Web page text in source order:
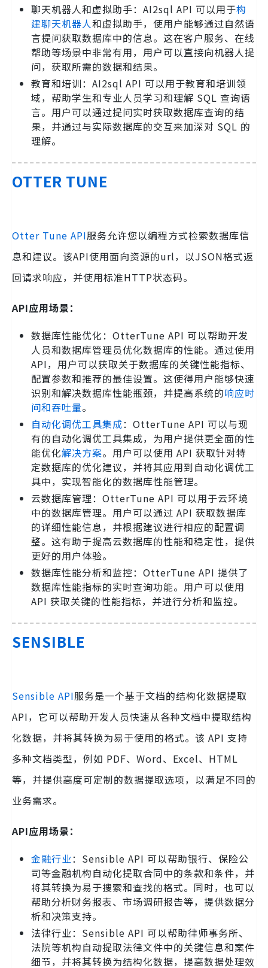
聊天机器人和虚拟助手：AI2sql API 可以用于构
建聊天机器人和虚拟助手，使用户能够通过自然语
言提问获取数据库中的信息。这在客户服务、在线
帮助等场景中非常有用，用户可以直接向机器人提
问，获取所需的数据和结果。
教育和培训：AI2sql API 可以用于教育和培训领
域，帮助学生和专业人员学习和理解 SQL 查询语
言。用户可以通过提问实时获取数据库查询的结
果，并通过与实际数据库的交互来加深对 SQL 的
理解。
OTTER TUNE
Otter Tune API服务允许您以编程方式检索数据库信
息和建议。该API使用面向资源的url，以JSON格式返
回请求响应，并使用标准HTTP状态码。
API应用场景：
数据库性能优化：OtterTune API 可以帮助开发
人员和数据库管理员优化数据库的性能。通过使用
API，用户可以获取关于数据库的关键性能指标、
配置参数和推荐的最佳设置。这使得用户能够快速
识别和解决数据库性能瓶颈，并提高系统的响应时
间和吞吐量。
自动化调优工具集成：OtterTune API 可以与现
有的自动化调优工具集成，为用户提供更全面的性
能优化解决方案。用户可以使用 API 获取针对特
定数据库的优化建议，并将其应用到自动化调优工
具中，实现智能化的数据库性能管理。
云数据库管理：OtterTune API 可以用于云环境
中的数据库管理。用户可以通过 API 获取数据库
的详细性能信息，并根据建议进行相应的配置调
整。这有助于提高云数据库的性能和稳定性，提供
更好的用户体验。
数据库性能分析和监控：OtterTune API 提供了
数据库性能指标的实时查询功能。用户可以使用
API 获取关键的性能指标，并进行分析和监控。
SENSIBLE
Sensible API服务是一个基于文档的结构化数据提取
API，它可以帮助开发人员快速从各种文档中提取结构
化数据，并将其转换为易于使用的格式。该 API 支持
多种文档类型，例如 PDF、Word、Excel、HTML
等，并提供高度可定制的数据提取选项，以满足不同的
业务需求。
API应用场景：
金融行业：Sensible API 可以帮助银行、保险公
司等金融机构自动化提取合同中的条款和条件，并
将其转换为易于搜索和查找的格式。同时，也可以
帮助分析财务报表、市场调研报告等，提供数据分
析和决策支持。
法律行业：Sensible API 可以帮助律师事务所、
法院等机构自动提取法律文件中的关键信息和案件
细节，并将其转换为结构化数据，提高数据处理效